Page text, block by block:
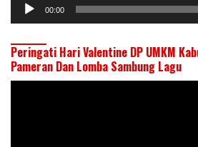
00:00
Peringati Hari Valentine DP UMKM
Pameran Dan Lomba Sambung Lagu